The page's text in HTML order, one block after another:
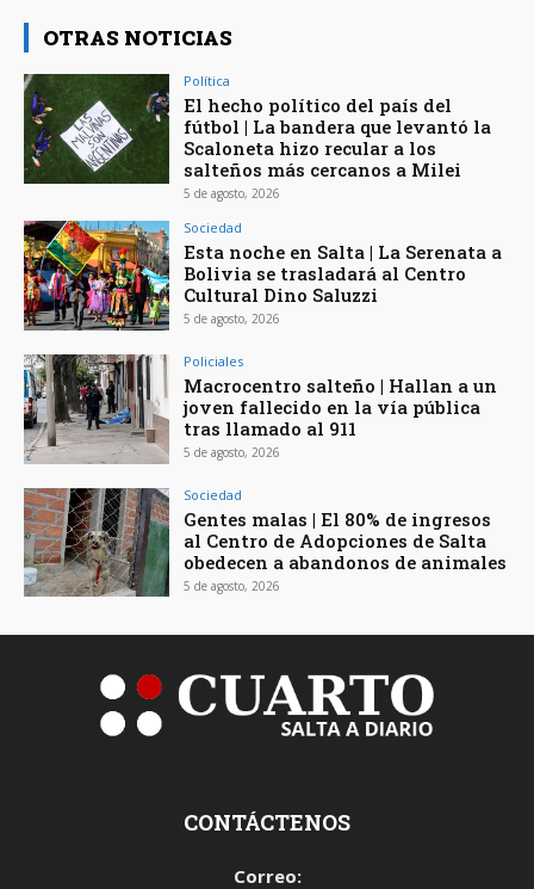
OTRAS NOTICIAS
Política
El hecho político del país del
fútbol | La bandera que levantó la
Scaloneta hizo recular a los
salteños más cercanos a Milei
5 de agosto, 2026
Sociedad
Esta noche en Salta | La Serenata a
Bolivia se trasladará al Centro
Cultural Dino Saluzzi
5 de agosto, 2026
Policiales
Macrocentro salteño | Hallan a un
joven fallecido en la vía pública
tras llamado al 911
5 de agosto, 2026
Sociedad
Gentes malas | El 80% de ingresos
al Centro de Adopciones de Salta
obedecen a abandonos de animales
5 de agosto, 2026
CONTÁCTENOS
Correo: